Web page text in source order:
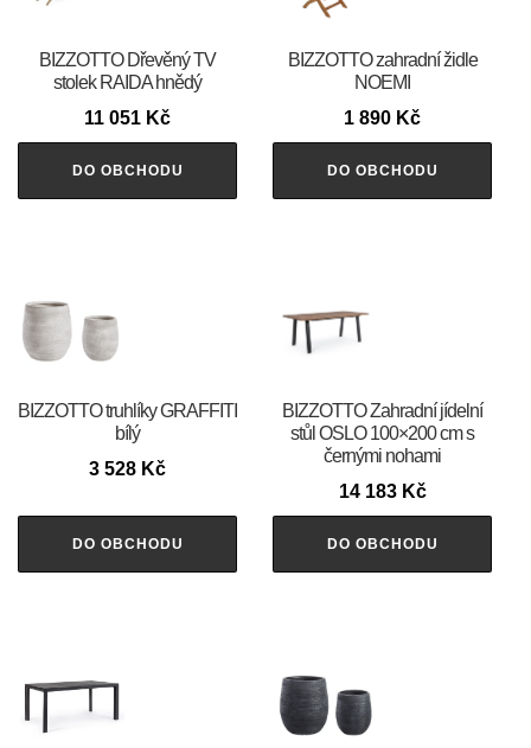
BIZZOTTO Dřevěný TV
stolek RAIDA hnědý
11 051 Kč
DO OBCHODU
BIZZOTTO zahradní židle
NOEMI
1 890 Kč
DO OBCHODU
BIZZOTTO truhlíky GRAFFITI
bílý
3 528 Kč
DO OBCHODU
BIZZOTTO Zahradní jídelní
stůl OSLO 100×200 cm s
černými nohami
14 183 Kč
DO OBCHODU